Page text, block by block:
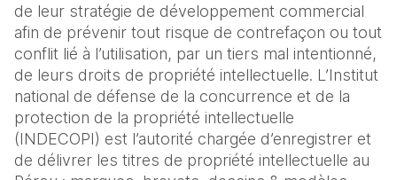
de leur stratégie de développement commercial
afin de prévenir tout risque de contrefaçon ou tout
conflit lié à l’utilisation, par un tiers mal intentionné,
de leurs droits de propriété intellectuelle. L’Institut
national de défense de la concurrence et de la
protection de la propriété intellectuelle
(INDECOPI) est l’autorité chargée d’enregistrer et
de délivrer les titres de propriété intellectuelle au